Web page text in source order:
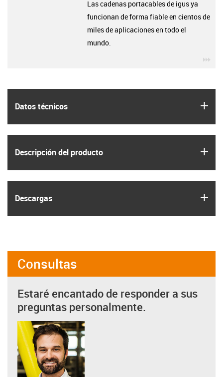
Datos técnicos
Descripción del producto
Descargas
Las cadenas portacables de igus ya
funcionan de forma fiable en cientos de
miles de aplicaciones en todo el
mundo.
Consultas
Estaré encantado de responder a sus
preguntas personalmente.